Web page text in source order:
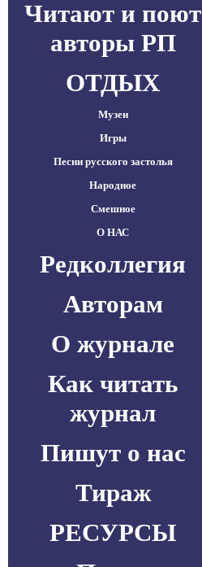
Читают и поют
авторы РП
ОТДЫХ
Музеи
Игры
Песни русского застолья
Народное
Смешное
О НАС
Редколлегия
Авторам
О журнале
Как читать
журнал
Пишут о нас
Тираж
РЕСУРСЫ